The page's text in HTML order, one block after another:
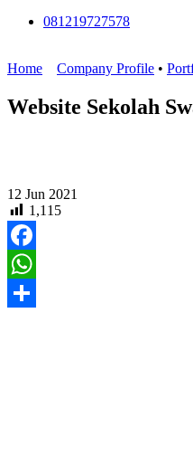
081219727578
Home Company Profile •
Website Sekolah
12 Jun 2021
1,115
Facebook
WhatsApp